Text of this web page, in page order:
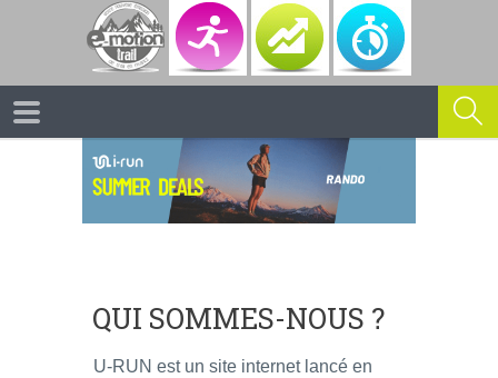
QUI SOMMES-NOUS ?
U-RUN est un site internet lancé en